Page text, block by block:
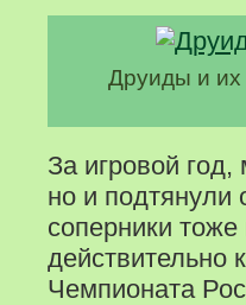
Друиды и их
За игровой
но и
соперники
действительно
Чемпионата